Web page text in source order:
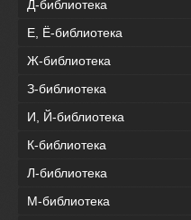
Д-библиотека
Е, Ё-библиотека
Ж-библиотека
З-библиотека
И, Й-библиотека
К-библиотека
Л-библиотека
М-библиотека